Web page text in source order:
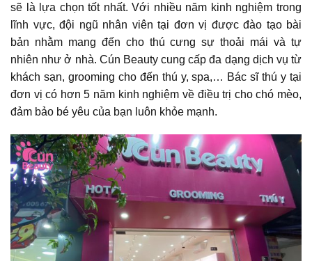
sẽ là lựa chọn tốt nhất. Với nhiều năm kinh nghiệm trong
lĩnh vực, đội ngũ nhân viên tại đơn vị được đào tạo bài
bản nhằm mang đến cho thú cưng sự thoải mái và tự
nhiên như ở nhà. Cún Beauty cung cấp đa dạng dịch vụ từ
khách sạn, grooming cho đến thú y, spa,… Bác sĩ thú y tại
đơn vị có hơn 5 năm kinh nghiệm về điều trị cho chó mèo,
đảm bảo bé yêu của bạn luôn khỏe mạnh.